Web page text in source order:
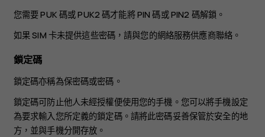
您需要 PUK 碼或 PUK2 碼才能將 PIN 碼或 PIN2 碼解鎖。
如果 SIM 卡未提供這些密碼，請與您的網絡服務供應商聯絡。
鎖定碼
鎖定碼亦稱為保密碼或密碼。
鎖定碼可防止他人未經授權便使用您的手機。您可以將手機設定
為要求輸入您所定義的鎖定碼。請將此密碼妥善保管於安全的地
方，並與手機分開存放。